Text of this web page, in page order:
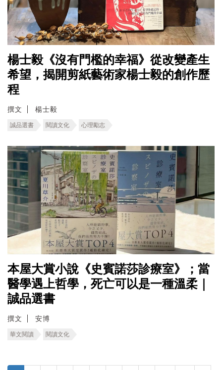
楊士毅《沒有門檻的幸福》從改變產生
希望，揭開剪紙藝術家楊士毅的創作歷
程
撰文 楊士毅
誠品選書 閱讀文化 心理勵志
本屋大賞小說《史賓諾莎診療室》；當
醫學遇上哲學，死亡可以是一種溫柔｜
誠品選書
撰文 安博
華文閱讀 閱讀文化